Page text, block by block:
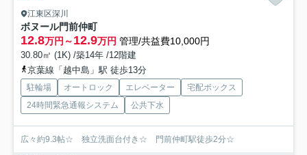
江東区深川
ボヌール門前仲町
12.8万円～12.9万円 管理/共益費10,000円
30.80㎡ (1K) /築14年 /12階建
京葉線「越中島」駅 徒歩13分
駐輪場 オートロック エレベーター
宅配ボックス
24時間緊急通報システム
公共下水
広々約9.3帖☆ 独立洗面台付き☆ 門前仲町駅徒歩2分☆